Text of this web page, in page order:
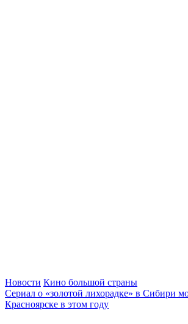
Новости Кино большой страны
Сериал о «золотой лихорадке» в Сибири
Красноярске в этом году